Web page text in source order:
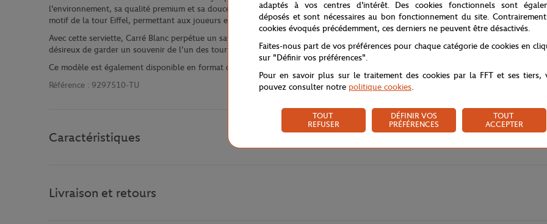
l'environnement, sa qualité premium et sa douceur offrent uneexpérience luxueuse aux athlètes et amateurs de tennis. Carré Blanc
motif de la tour Eiffel, permettant aux joueurs et joueuses de choisir la serviette qui leur correspond le mieux.
Avec cette serviette, Carré Blanc perpétue un savoir-faire et un engagement envers
. Elle est idéale pour
désireux de garder un souvenir de l’un des tournois de tennis les plus prestigieux au monde.
Ce modèle est également disponible en format drap de plage.
Référence : 9297510-TU
Caractéristiques
Livraison et retours
adaptés à vos centres d'intérêt. Des cookies fonctionnels sont
déposés et sont nécessaires au bon fonctionnement du site.
cookies évoqués précédemment, ces derniers ne peuvent être désactivés.
Faites-nous part de vos préférences pour chaque catégorie de cookies en
sur "Définir vos préférences".
Pour en savoir plus sur le traitement des cookies par la FFT et ses tiers,
pouvez consulter notre politique cookies.
TOUT
REFUSER
DÉFINIR VOS
PRÉFÉRENCES
TOUT
ACCEPTER